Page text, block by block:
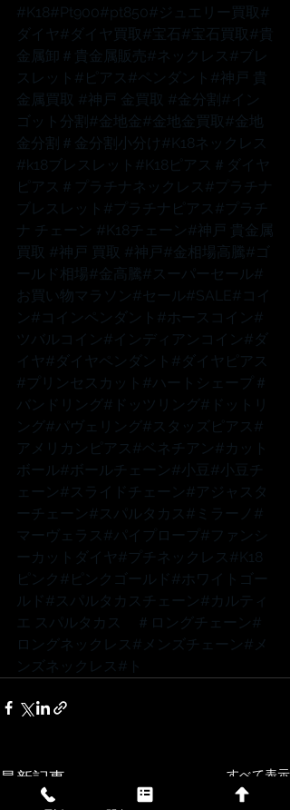
#K18#Pt900#pt850#ジュエリー買取 #
ダイヤ #ダイヤ買取 #宝石 #宝石買取 #貴
金属卸 ＃貴金属販売#ネックレス #ブレ
スレット #ピアス #ペンダント #神戸 貴
金属買取 #神戸 金買取 #金分割 #イン
ゴット分割 #金地金 #金地金買取 #金地
金分割
＃金分割小分け #K18ネックレス
#k18ブレスレット #K18ピアス ＃ダイヤ
ピアス ＃プラチナネックレス #プラチナ
ブレスレット #プラチナピアス #プラチ
ナ
チェーン #K18チェーン #神戸 貴金属
買取 #神戸 買取 #神戸 #金相場高騰 #ゴ
ールド相場 #金高騰 #スーパーセール#
お買い物マラソン #セール#SALE#コイ
ン #コインペンダント #ホースコイン #
ツバルコイン #インディアンコイン #ダ
イヤ #ダイヤペンダント #ダイヤピアス
#プリンセスカット #ハートシェープ ＃
バンドリング #ドッツリング #ドットリ
ング #パヴェリング #スタッズピアス #
アメリカンピアス #ベネチアン #カット
ボール#ボールチェーン #小豆 #小豆チ
ェーン #スライドチェーン #アジャスタ
ーチェーン #スパルタカス #ミラーノ #
マーヴェラス #パイプロープ #ファンシ
ーカットダイヤ #プチネックレス #K18
ピンク #ピンクゴールド #ホワイトゴー
ルド #スパルタカスチェーン #カルティ
エ スパルタカス ＃ロングチェーン #
ロングネックレス #メンズチェーン #メ
ンズネックレス #ト
最新記事 すべて表示